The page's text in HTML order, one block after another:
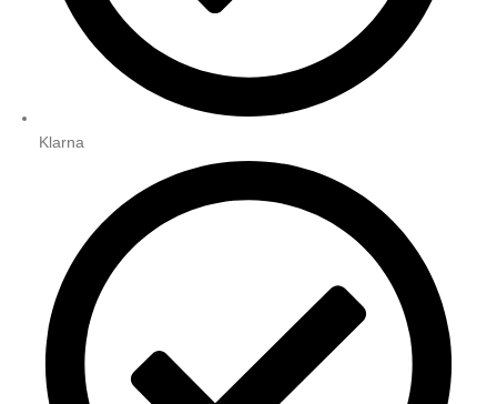
Klarna